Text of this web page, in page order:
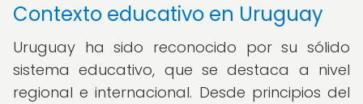
Contexto educativo en Uruguay
Uruguay ha sido reconocido por su sólido
sistema educativo, que se destaca a nivel
regional e internacional. Desde principios del